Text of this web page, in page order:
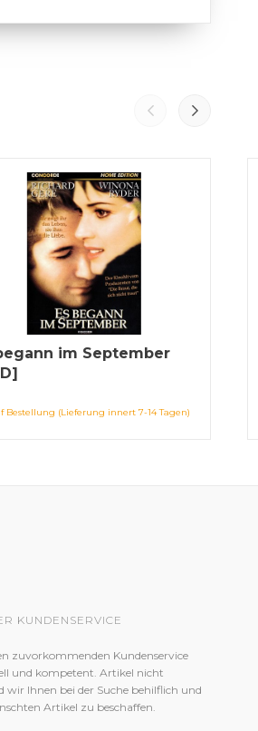
im September
Bestellung (Lieferung innert 7-14 Tagen)
KUNDENSERVICE
zuvorkommenden Kundenservice
und kompetent. Artikel nicht
wir Ihnen bei der Suche behilflich und
Artikel zu beschaffen.